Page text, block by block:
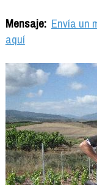
Mensaje: Envía un
aquí